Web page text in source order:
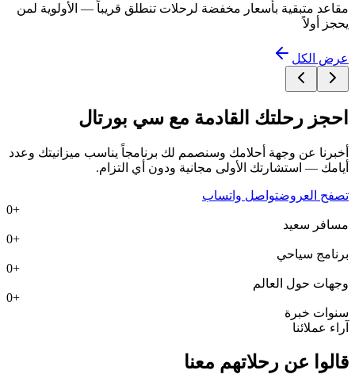
مقاعد متبقية بأسعار مخفضة لرحلات تنطلق قريباً — الأولوية لمن
يحجز أولاً
عرض الكل
احجز رحلتك القادمة مع سي بورتال
أخبرنا عن وجهة أحلامك وسنصمم لك برنامجاً يناسب ميزانيتك وعدد
أيامك — استشارتك الأولى مجانية ودون أي التزام.
تصفح العروضتواصل واتساب
0+
مسافر سعيد
0+
برنامج سياحي
0+
وجهات حول العالم
0+
سنوات خبرة
آراء عملائنا
قالوا عن رحلاتهم معنا